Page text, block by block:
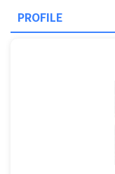
PROFILE